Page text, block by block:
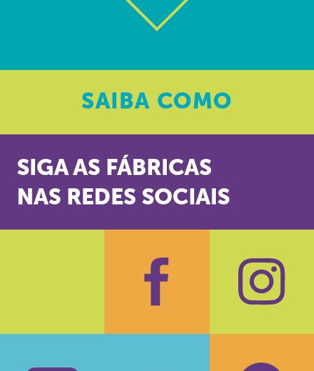
SAIBA COMO
SIGA AS FÁBRICAS
NAS REDES SOCIAIS
Facebook